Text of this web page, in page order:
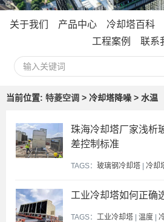
关于我们 产品中心 冷却塔百科
工程案例
联系
当前位置: 特菱空调 > 冷却塔降噪 > 水温
珠海冷却塔厂家浅析
差控制标准
TAGS： 玻璃钢冷却塔 | 冷却
工业冷却塔如何正确
TAGS： 工业冷却塔 | 温度 |